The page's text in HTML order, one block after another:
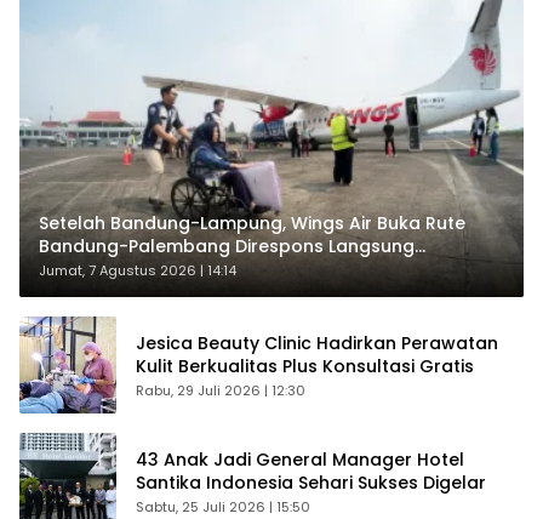
Setelah Bandung-Lampung, Wings Air Buka Rute
Bandung-Palembang Direspons Langsung
Penumpang
Jumat, 7 Agustus 2026 | 14:14
Jesica Beauty Clinic Hadirkan Perawatan
Kulit Berkualitas Plus Konsultasi Gratis
Rabu, 29 Juli 2026 | 12:30
43 Anak Jadi General Manager Hotel
Santika Indonesia Sehari Sukses Digelar
Sabtu, 25 Juli 2026 | 15:50